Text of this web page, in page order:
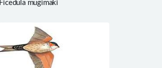
Ficedula mugimaki